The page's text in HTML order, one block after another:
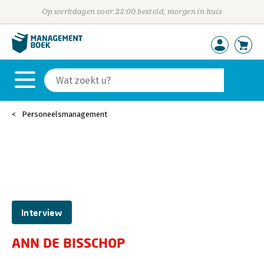
Op werkdagen voor 23:00 besteld, morgen in huis
Personeelsmanagement
Interview
ANN DE BISSCHOP